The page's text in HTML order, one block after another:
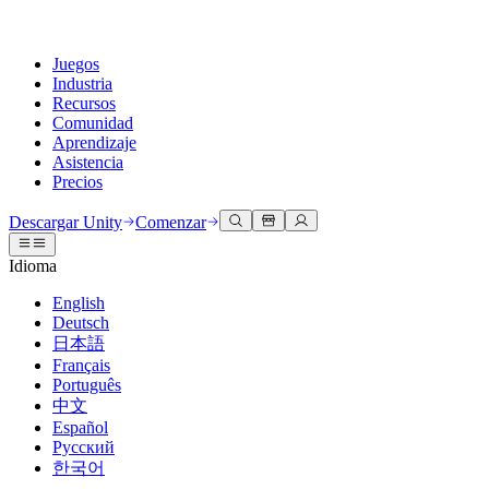
Juegos
Industria
Recursos
Comunidad
Aprendizaje
Asistencia
Precios
Motor de Unity
Crea juegos 2D y 3D para cualquier plataforma
Colaboración
Colabora e itera rápidamente con tu equipo
Descargar Unity
Planes y precios
Implementar
Multiplataforma
Colaboración 3D
Construye y revisa proyectos 3D en tiempo real
Capacitación envolvente
Capacitación en entornos envolventes
Experiencias del cliente
Crea experiencias interactivas en 3D
Industrias
Fabricación
Documentación
Herramientas para desarrolladores
Versiones de lanzamiento y rastreador de problemas
Hoja de ruta
Revisar características próximas
Glosario
Discusiones
Eventos
Eventos globales y locales
Historias de la comunidad
Hecho con Unity
Presentando a los creadores de Unity
Unity Learn
Domina las habilidades de Unity de forma gratuita
Capacitación profesional
Mejora tu equipo con entrenadores de Unity
¿No tienes experiencia con Unity?
Primeros pasos
Pon en marcha tu aprendizaje
Rutas esenciales de Unity
Obtener ayuda
Ayudándote a tener éxito con Unity
Planes de éxito
Alcanza tus metas más rápido con soporte experto
PREGUNTAS FRECUENTES
Respuestas a preguntas comunes
Contáctanos
Conéctate con nuestro equipo
Descargar Unity Comenzar
Idioma
English
Deutsch
日本語
Français
Português
中文
Español
Русский
한국어